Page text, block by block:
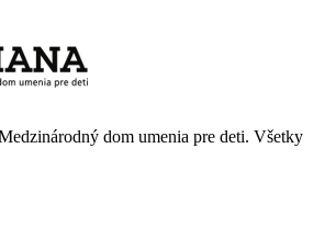
dom umenia pre deti. Všetky